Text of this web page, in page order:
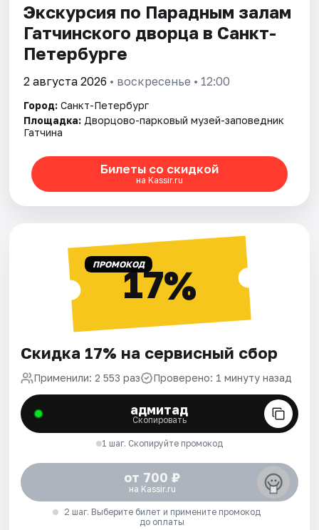
Экскурсия по Парадным залам
Гатчинского дворца в Санкт-
Петербурге
2 августа 2026 • воскресенье • 12:00
Город: Санкт-Петербург
Площадка: Дворцово-парковый музей-заповедник
Гатчина
Билеты со скидкой
на Kassir.ru
ПРОМОКОД17%
Скидка 17% на сервисный сбор
Применили: 2 553 раз Проверено: 1 минуту назад
адмитад
Скопировать
1 шаг. Скопируйте промокод
от 700 ₽
на Kassir.ru
2 шаг. Выберите билет и примените промокод
до оплаты